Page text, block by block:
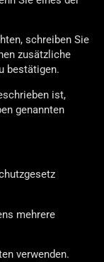
schreiben Sie
zusätzliche
bestätigen.
ist,
genannten
mehrere
verwenden.